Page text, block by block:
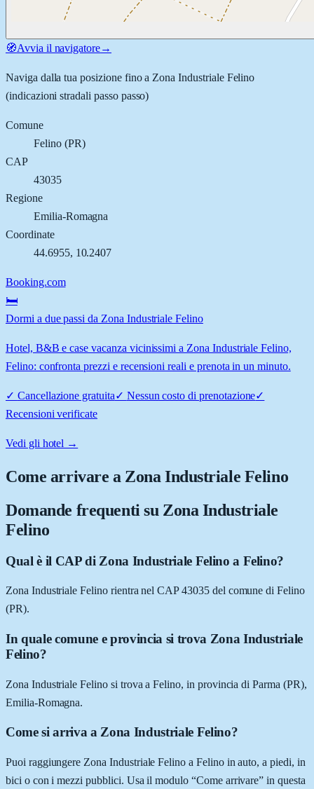
🧭Avvia il navigatore→
Naviga dalla tua posizione fino a Zona Industriale Felino
(indicazioni stradali passo passo)
Comune
Felino(PR)
CAP
43035
Regione
Emilia-Romagna
Coordinate
44.6955, 10.2407
Booking.com
🛏️
Dormi a due passi da Zona Industriale Felino
Hotel, B&B e case vacanza vicinissimi a Zona Industriale Felino,
Felino: confronta prezzi e recensioni reali e prenota in un minuto.
✓ Cancellazione gratuita✓ Nessun costo di prenotazione✓
Recensioni verificate
Vedi gli hotel →
Come arrivare a Zona Industriale Felino
Domande frequenti su Zona Industriale
Felino
Qual è il CAP di Zona Industriale Felino a Felino?
Zona Industriale Felino rientra nel CAP 43035 del comune di Felino
(PR).
In quale comune e provincia si trova Zona Industriale
Felino?
Zona Industriale Felino si trova a Felino, in provincia di Parma (PR),
Emilia-Romagna.
Come si arriva a Zona Industriale Felino?
Puoi raggiungere Zona Industriale Felino a Felino in auto, a piedi, in
bici o con i mezzi pubblici. Usa il modulo “Come arrivare” in questa